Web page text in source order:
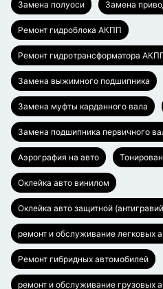
Замена полуоси Замена
Ремонт гидроблока АКПП
Ремонт гидротрансформатора
Замена выжимного подшипника
Замена муфты карданного вала
Замена подшипника первичного
Аэрография на авто
Оклейка авто винилом
Оклейка авто защитной
ремонт и обслуживание легковых
Ремонт гибридных автомобилей
ремонт и обслуживание грузовых